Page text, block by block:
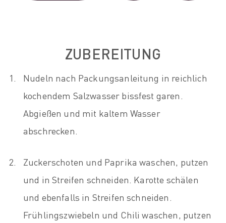
ZUBEREITUNG
Nudeln nach Packungsanleitung in reichlich
kochendem Salzwasser bissfest garen.
Abgießen und mit kaltem Wasser
abschrecken.
Zuckerschoten und Paprika waschen, putzen
und in Streifen schneiden. Karotte schälen
und ebenfalls in Streifen schneiden.
Frühlingszwiebeln und Chili waschen, putzen